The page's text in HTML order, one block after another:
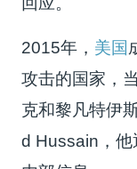
2015年， 美国
攻击的国家，
克和黎凡特伊
d Hussain，他